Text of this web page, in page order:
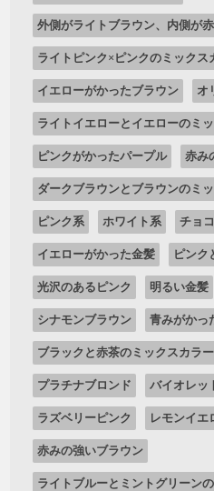
外側がライトブラウン、内側が
ライトピンク×ピンクのミックス
イエローがかったブラウン オ
ライトイエローとイエローのミ
ピンクがかったパープル 赤み
ダークブラウンとブラウンのミ
ピンク系 ホワイト系 チョ
イエローがかった金髪 ピンク
光沢のあるピンク 明るい金髪
シナモンブラウン 青みがかっ
ブラックと赤茶のミックスカラー
プラチナブロンド バイオレッ
ラズベリーピンク レモンイエ
赤みの強いブラウン
ライトブルーとミントグリーン